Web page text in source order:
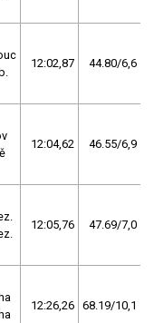
12:02,87 44.80/6,6
12:04,62 46.55/6,9
12:05,76 47.69/7,0
12:26,26 68.19/10,1